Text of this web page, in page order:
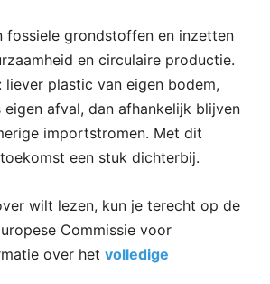
fossiele grondstoffen en inzetten
en circulaire productie.
liever plastic van eigen bodem,
afval, dan afhankelijk blijven
importstromen. Met dit
een stuk dichterbij.
wilt lezen, kun je terecht op de
Commissie voor
over het volledige